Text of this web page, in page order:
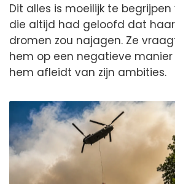
Dit alles is moeilijk te
die altijd had geloofd dat haar
dromen zou najagen. Ze
hem op een negatieve
hem afleidt van zijn ambities.